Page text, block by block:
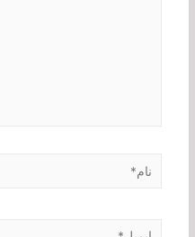
نام*
ایمیل*